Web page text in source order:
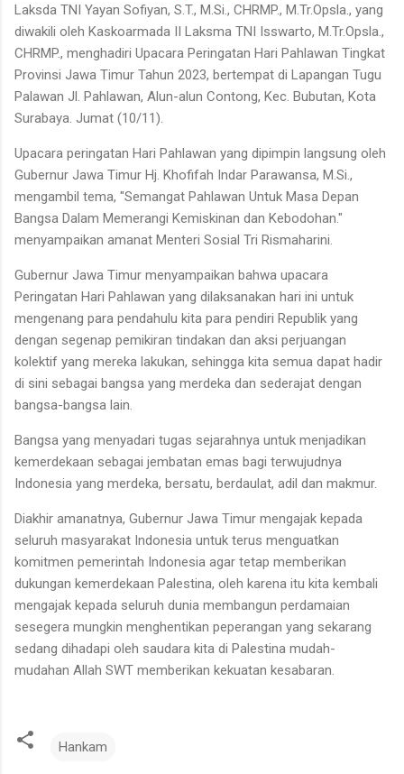
Laksda TNI Yayan Sofiyan, S.T., M.Si., CHRMP., M.Tr.Opsla., yang
diwakili oleh Kaskoarmada II Laksma TNI Isswarto, M.Tr.Opsla.,
CHRMP., menghadiri Upacara Peringatan Hari Pahlawan Tingkat
Provinsi Jawa Timur Tahun 2023, bertempat di Lapangan Tugu
Palawan Jl. Pahlawan, Alun-alun Contong, Kec. Bubutan, Kota
Surabaya. Jumat (10/11).
Upacara peringatan Hari Pahlawan yang dipimpin langsung oleh
Gubernur Jawa Timur Hj. Khofifah Indar Parawansa, M.Si.,
mengambil tema, "Semangat Pahlawan Untuk Masa Depan
Bangsa Dalam Memerangi Kemiskinan dan Kebodohan."
menyampaikan amanat Menteri Sosial Tri Rismaharini.
Gubernur Jawa Timur menyampaikan bahwa upacara
Peringatan Hari Pahlawan yang dilaksanakan hari ini untuk
mengenang para pendahulu kita para pendiri Republik yang
dengan segenap pemikiran tindakan dan aksi perjuangan
kolektif yang mereka lakukan, sehingga kita semua dapat hadir
di sini sebagai bangsa yang merdeka dan sederajat dengan
bangsa-bangsa lain.
Bangsa yang menyadari tugas sejarahnya untuk menjadikan
kemerdekaan sebagai jembatan emas bagi terwujudnya
Indonesia yang merdeka, bersatu, berdaulat, adil dan makmur.
Diakhir amanatnya, Gubernur Jawa Timur mengajak kepada
seluruh masyarakat Indonesia untuk terus menguatkan
komitmen pemerintah Indonesia agar tetap memberikan
dukungan kemerdekaan Palestina, oleh karena itu kita kembali
mengajak kepada seluruh dunia membangun perdamaian
sesegera mungkin menghentikan peperangan yang sekarang
sedang dihadapi oleh saudara kita di Palestina mudah-
mudahan Allah SWT memberikan kekuatan kesabaran.
Hankam